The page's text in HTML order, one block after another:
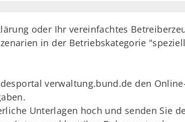
oder Ihr vereinfachtes
in der Betriebskategorie
verwaltung.bund.de den
Unterlagen hoch und senden Sie